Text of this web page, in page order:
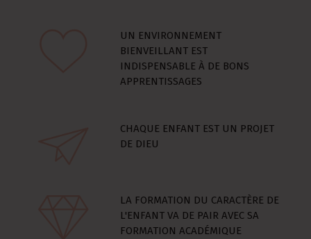
UN ENVIRONNEMENT
BIENVEILLANT EST
INDISPENSABLE À DE BONS
APPRENTISSAGES
CHAQUE ENFANT EST UN PROJET
DE DIEU
LA FORMATION DU CARACTÈRE DE
L'ENFANT VA DE PAIR AVEC SA
FORMATION ACADÉMIQUE